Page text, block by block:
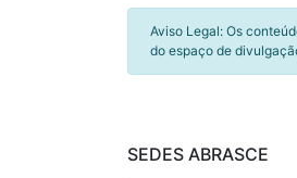
Aviso Legal: Os
do espaço de
SEDES ABRASCE